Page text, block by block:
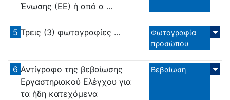
Ένωσης (ΕΕ) ή από α ...
5 Τρεις (3) φωτογραφίες ...
Φωτογραφία
προσώπου
6 Αντίγραφο της βεβαίωσης
Εργαστηριακού Ελέγχου για
τα ήδη κατεχόμενα
Βεβαίωση